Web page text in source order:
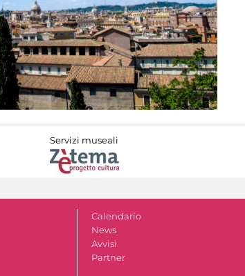
Servizi museali
Calendario
News
Avvisi
Partner